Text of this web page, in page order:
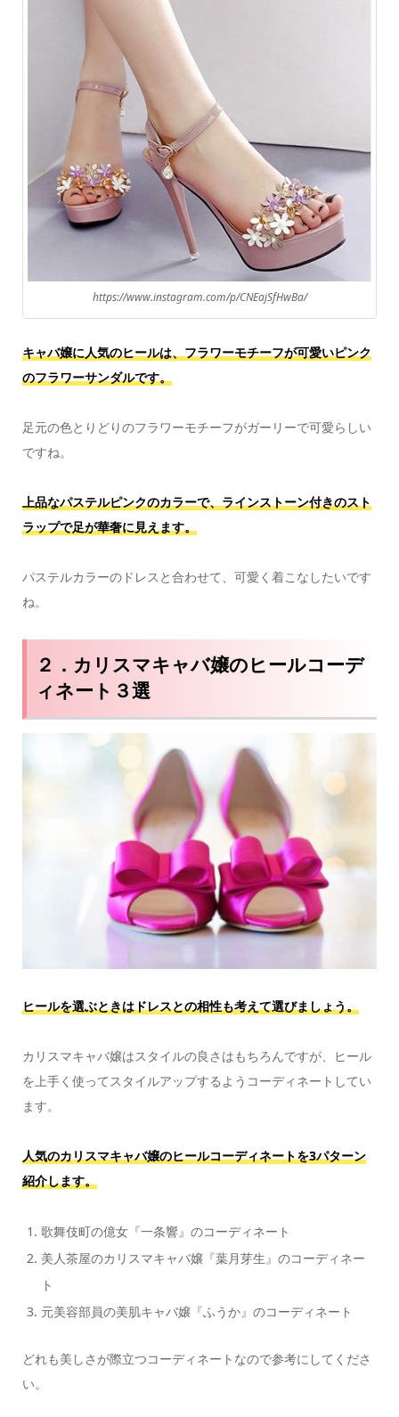
https://www.instagram.com/p/CNEajSfHwBa/
キャバ嬢に人気のヒールは、フラワーモチーフが可愛いピンク
のフラワーサンダルです。
足元の色とりどりのフラワーモチーフがガーリーで可愛らしい
ですね。
上品なパステルピンクのカラーで、ラインストーン付きのスト
ラップで足が華奢に見えます。
パステルカラーのドレスと合わせて、可愛く着こなしたいです
ね。
２．カリスマキャバ嬢のヒールコーデ
ィネート３選
ヒールを選ぶときはドレスとの相性も考えて選びましょう。
カリスマキャバ嬢はスタイルの良さはもちろんですが、ヒール
を上手く使ってスタイルアップするようコーディネートしてい
ます。
人気のカリスマキャバ嬢のヒールコーディネートを3パターン
紹介します。
歌舞伎町の億女『一条響』のコーディネート
美人茶屋のカリスマキャバ嬢『葉月芽生』のコーディネー
ト
元美容部員の美肌キャバ嬢『ふうか』のコーディネート
どれも美しさが際立つコーディネートなので参考にしてくださ
い。